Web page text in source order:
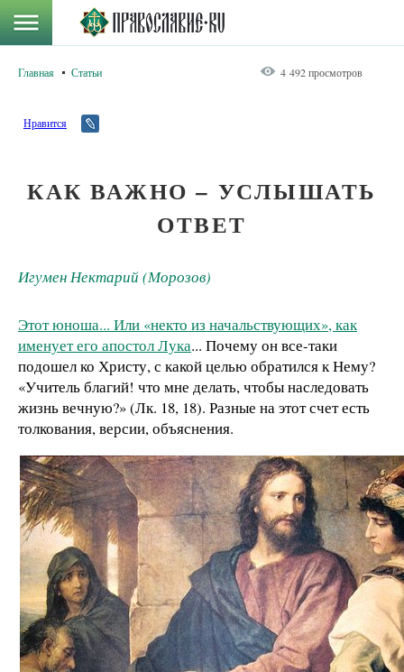
Главная Статьи 4 492 просмотров
Нравится
КАК ВАЖНО – УСЛЫШАТЬ
ОТВЕТ
Игумен Нектарий (Морозов)
Этот юноша... Или «некто из начальствующих», как
именует его апостол Лука... Почему он все-таки
подошел ко Христу, с какой целью обратился к Нему?
«Учитель благий! что мне делать, чтобы наследовать
жизнь вечную?» (Лк. 18, 18). Разные на этот счет есть
толкования, версии, объяснения.